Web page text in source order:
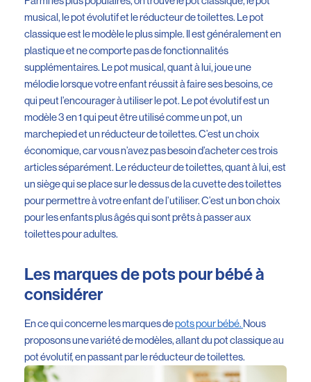
musical, le pot évolutif et le réducteur de toilettes. Le pot
classique est le modèle le plus simple. Il est généralement en
plastique et ne comporte pas de fonctionnalités
supplémentaires. Le pot musical, quant à lui, joue une
mélodie lorsque votre enfant réussit à faire ses besoins, ce
qui peut l’encourager à utiliser le pot. Le pot évolutif est un
modèle 3 en 1 qui peut être utilisé comme un pot, un
marchepied et un réducteur de toilettes. C’est un choix
économique, car vous n’avez pas besoin d’acheter ces trois
articles séparément. Le réducteur de toilettes, quant à lui, est
un siège qui se place sur le dessus de la cuvette des toilettes
pour permettre à votre enfant de l’utiliser. C’est un bon choix
pour les enfants plus âgés qui sont prêts à passer aux
toilettes pour adultes.
Les marques de pots pour bébé à
considérer
En ce qui concerne les marques depots pour bébé.Nous
proposons une variété de modèles, allant du pot classique au
pot évolutif, en passant par le réducteur de toilettes.